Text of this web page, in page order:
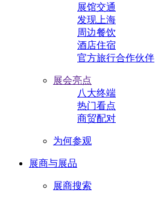
展馆交通
发现上海
周边餐饮
酒店住宿
官方旅行合作伙伴
展会亮点
八大终端
热门看点
商贸配对
为何参观
展商与展品
展商搜索